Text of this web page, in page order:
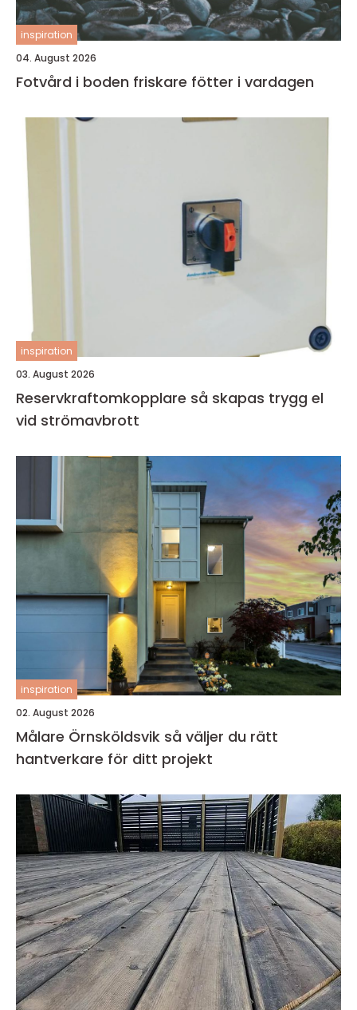
inspiration
04. August 2026
Fotvård i boden friskare fötter i vardagen
inspiration
03. August 2026
Reservkraftomkopplare så skapas trygg el
vid strömavbrott
inspiration
02. August 2026
Målare Örnsköldsvik så väljer du rätt
hantverkare för ditt projekt